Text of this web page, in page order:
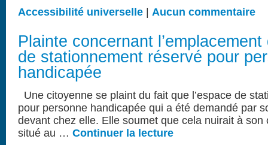
Accessibilité universelle
Aucun commentaire
Plainte concernant l’emplacement
de stationnement réservé pour
handicapée
Une citoyenne se plaint du fait que l’espace de
pour personne handicapée qui a été demandé par
devant chez elle. Elle soumet que cela nuirait à son
situé au … Continuer la lecture